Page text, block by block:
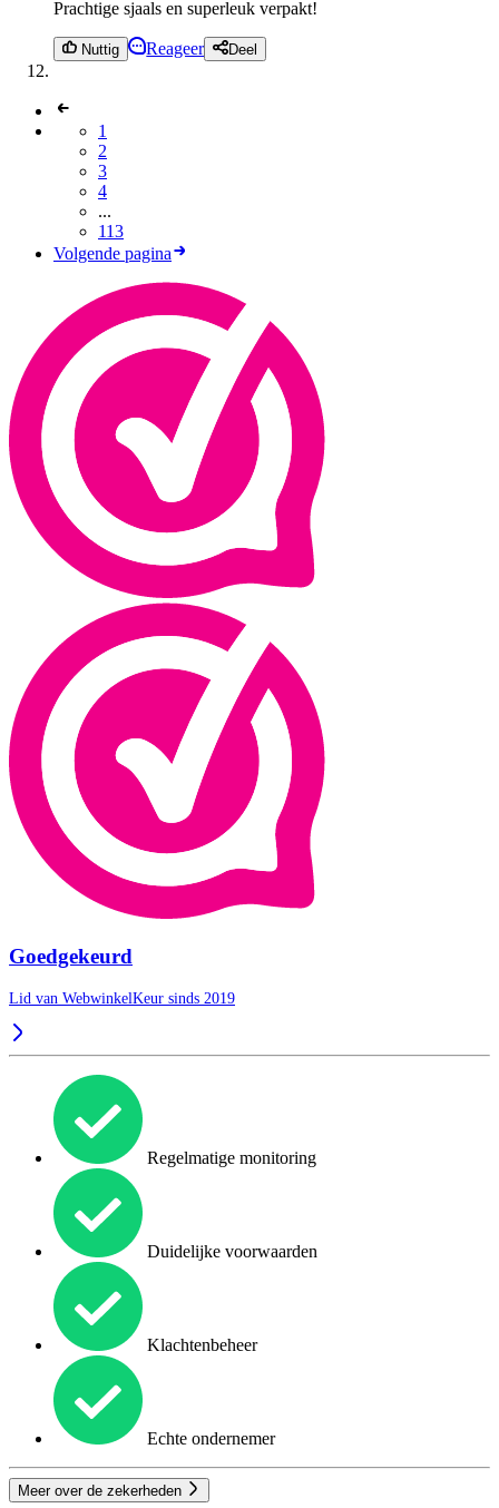
Prachtige sjaals en superleuk verpakt!
Nuttig Reageer Deel
1
2
3
4
...
113
Volgende pagina
Goedgekeurd
Lid van WebwinkelKeur sinds 2019
Regelmatige monitoring
Duidelijke voorwaarden
Klachtenbeheer
Echte ondernemer
Meer over de zekerheden